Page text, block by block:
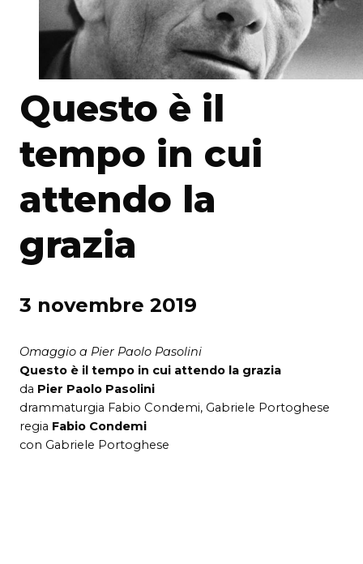
Questo è il
tempo in cui
attendo la
grazia
3 novembre 2019
Omaggio a Pier Paolo Pasolini
Questo è il tempo in cui attendo la grazia
da Pier Paolo Pasolini
drammaturgia Fabio Condemi, Gabriele Portoghese
regia Fabio Condemi
con Gabriele Portoghese